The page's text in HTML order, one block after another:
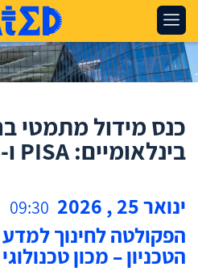
כנס מידול מתמטי
בינלאומיים: PISA ו-TIMSS
ינואר25
,
2026
09:30
הפקולטה לחינוך למדע
הטכניון – מכון